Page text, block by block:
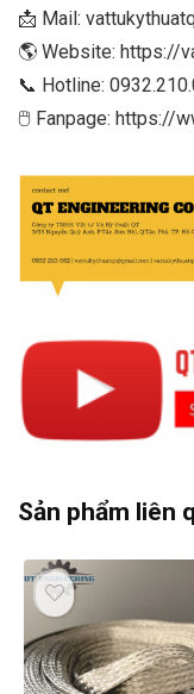
📩 Mail:
🌎 Website: https://
📞 Hotline:
🖱 Fanpage: https://
Sản phẩm liên